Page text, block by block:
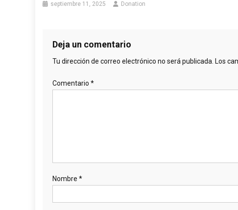
septiembre 11, 2025 Donation
Deja un comentario
Tu dirección de correo electrónico no será publicada. Los
Comentario *
Nombre *